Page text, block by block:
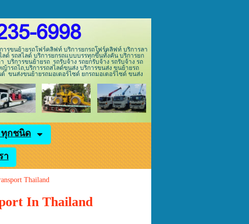
6998
ารขนย้ายรถโฟร์คลิฟท์ บริการยกรถโฟร์คลิฟท์ บริการลา
ลด์ รถสไลด์ บริการยกรถแบบบรรทุกขึ้นทั้งคัน บริการยก
บริการขนย้ายรถ รถรับจ้าง รถยกรับจ้าง รถรับจ้าง รถ
ารถไถ,บริการรถสไลด์ขนส่ง บริการขนส่ง ขนย้ายรถ
ขนส่งขนย้ายรถมอเตอร์ไซด์ ยกรถมอเตอร์ไซด์ ขนส่ง
6998
ทุกชนิด
า
Thailand
In Thailand